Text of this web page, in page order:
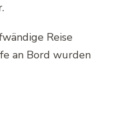
Reise
an Bord wurden